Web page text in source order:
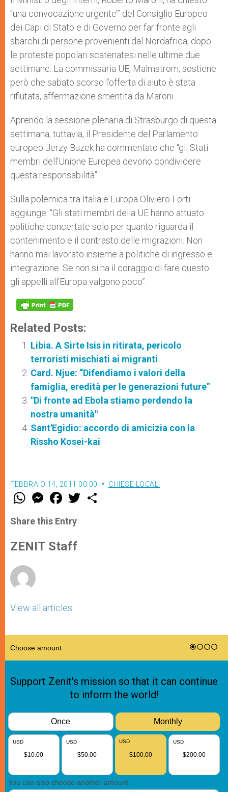
“una convocazione urgente’” del Consiglio Europeo
dei Capi di Stato e di Governo per far fronte agli
sbarchi di persone provenienti dal Nordafrica, dopo
le proteste popolari scatenatesi nelle ultime due
settimane. La commissaria UE, Malmstrom, sostiene
però che sabato scorso l’offerta di aiuto è stata
rifiutata, affermazione smentita da Maroni.
Aprendo la sessione plenaria di Strasburgo di questa
settimana, tuttavia, il Presidente del Parlamento
europeo Jerzy Buzek ha commentato che “gli Stati
membri dell’Unione Europea devono condividere
questa responsabilità”.
Sulla polemica tra Italia e Europa Oliviero Forti
aggiunge: “Gli stati membri della UE hanno attuato
politiche concertate solo per quanto riguarda il
contenimento e il contrasto delle migrazioni. Non
hanno mai lavorato insieme a politiche di ingresso e
integrazione. Se non si ha il coraggio di fare questo
gli appelli all’Europa valgono poco”.
Related Posts:
Libia. A Sirte Isis in ritirata, pericolo
terroristi mischiati ai migranti
Card. Njue: “Difendiamo i valori della
famiglia, eredità per le generazioni future”
"Di fronte ad Ebola stiamo perdendo la
nostra umanità"
Sant'Egidio: accordo di amicizia con la
Rissho Kosei-kai
FEBBRAIO 14, 2011 00:00 CHIESE LOCALI
W
t
s
p
p
M
e
s
e
g
e
F
a
e
b
o
k
w
Share this Entry
ZENIT Staff
View all articles